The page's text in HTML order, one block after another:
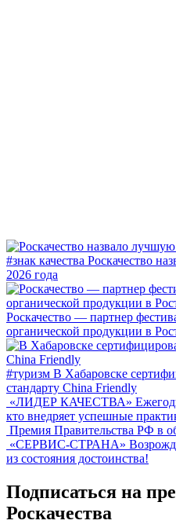
#знак качества Роскачество
2026 года
Роскачество — партнер
органической продукции в
#туризм В Хабаровске
стандарту China Friendly
«ЛИДЕР КАЧЕСТВА»
кто внедряет успешные
Премия Правительства РФ в
«СЕРВИС-СТРАНА»
из состояния достоинства!
Подписаться на
Роскачества